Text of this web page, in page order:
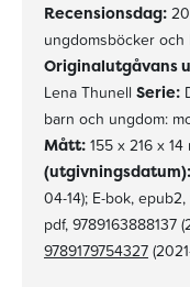
Recensionsdag:
ungdomsböcker och
Originalutgåvans
Lena Thunell Serie:
barn och ungdom:
Mått: 155 x 216 x 14
(utgivningsdatum):
04-14); E-bok,
pdf, 9789163888137
9789179754327